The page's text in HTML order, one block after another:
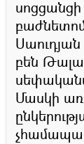
բեն
Մասկի